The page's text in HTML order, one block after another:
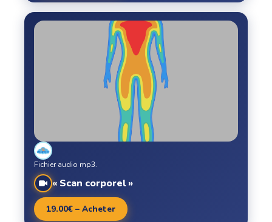
« Scan corporel »
Fichier audio mp3.
19.00€ – Acheter